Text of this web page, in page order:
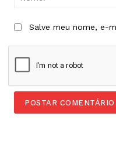
Salve meu nome, e-